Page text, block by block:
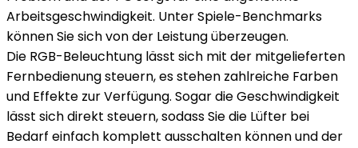
Arbeitsgeschwindigkeit. Unter Spiele-Benchmarks
können Sie sich von der Leistung überzeugen.
Die RGB-Beleuchtung lässt sich mit der mitgelieferten
Fernbedienung steuern, es stehen zahlreiche Farben
und Effekte zur Verfügung. Sogar die Geschwindigkeit
lässt sich direkt steuern, sodass Sie die Lüfter bei
Bedarf einfach komplett ausschalten können und der